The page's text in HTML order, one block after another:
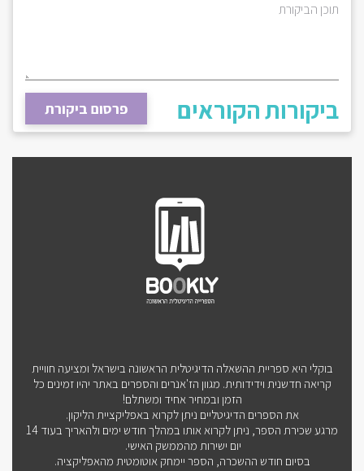
תוכן הביקורת
פרסום ביקורת ביקורות הקוראים
בוקלי היא ספריית ההשאלה הדיגיטלית הראשונה בישראל ומציעה חוויית
קריאה חדשנית וידידותית. מגוון הז'אנרים והספרים באתר יהיו זמינים כל
הזמן ובמחיר אחיד ומשתלם!
את הספרים הדיגיטליים ניתן לקרוא באפליקציית הליקון.
מרגע שכירת הספר, ניתן לקרוא אותו במהלך חודש ימים ולהאריך בעוד 14
יום ישירות מהממשק האישי.
בסיום חודש ההשכרה, הספר יימחק אוטומטית מהאפליקציה.